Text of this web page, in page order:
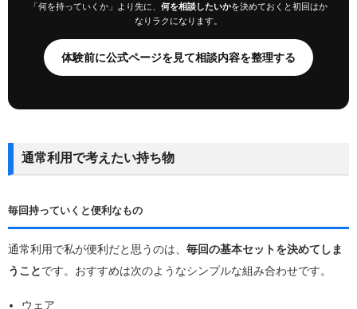
「何を持っていくか」より先に、 何を相談したいかを決めておくと初回はか
なりラクになります。
体験前に公式ページを見て相談内容を整理する
通常利用で考えたい持ち物
毎回持っていくと便利なもの
通常利用で私が便利だと思うのは、 毎回の基本セットを決めてしま
うことです。おすすめは次のようなシンプルな組み合わせです。
ウェア